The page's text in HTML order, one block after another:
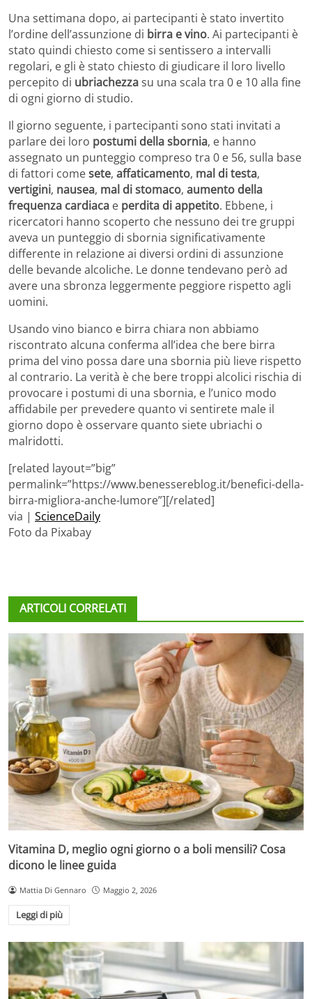
Una settimana dopo, ai partecipanti è stato invertito
l’ordine dell’assunzione di birra e vino. Ai partecipanti è
stato quindi chiesto come si sentissero a intervalli
regolari, e gli è stato chiesto di giudicare il loro livello
percepito di ubriachezzasu una scala tra 0 e 10 alla fine
di ogni giorno di studio.
Il giorno seguente, i partecipanti sono stati invitati a
parlare dei loro postumi della sbornia, e hanno
assegnato un punteggio compreso tra 0 e 56, sulla base
di fattori comesete, affaticamento, mal di testa,
vertigini, nausea, mal di stomaco, aumento della
frequenza cardiaca e perdita di appetito. Ebbene, i
ricercatori hanno scoperto che nessuno dei tre gruppi
aveva un punteggio di sbornia significativamente
differente in relazione ai diversi ordini di assunzione
delle bevande alcoliche. Le donne tendevano però ad
avere una sbronza leggermente peggiore rispetto agli
uomini.
Usando vino bianco e birra chiara non abbiamo
riscontrato alcuna conferma all’idea che bere birra
prima del vino possa dare una sbornia più lieve rispetto
al contrario. La verità è che bere troppi alcolici rischia di
provocare i postumi di una sbornia, e l’unico modo
affidabile per prevedere quanto vi sentirete male il
giorno dopo è osservare quanto siete ubriachi o
malridotti.
[related layout=”big”
permalink=”https://www.benessereblog.it/benefici-della-
birra-migliora-anche-lumore”][/related]
via | ScienceDaily
Foto da Pixabay
ARTICOLI CORRELATI
Vitamina D, meglio ogni giorno o a boli mensili? Cosa
dicono le linee guida
Mattia Di Gennaro Maggio 2, 2026
Leggi di più